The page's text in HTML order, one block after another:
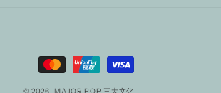
Payment
methods
© 2026, MAJOR POP 三大文化